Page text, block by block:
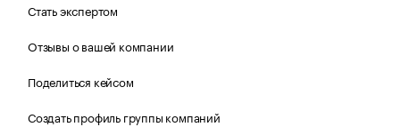
Стать экспертом
Отзывы о вашей компании
Поделиться кейсом
Создать профиль группы компаний